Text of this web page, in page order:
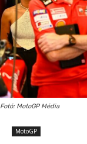
Fotó: MotoGP Média
MotoGP